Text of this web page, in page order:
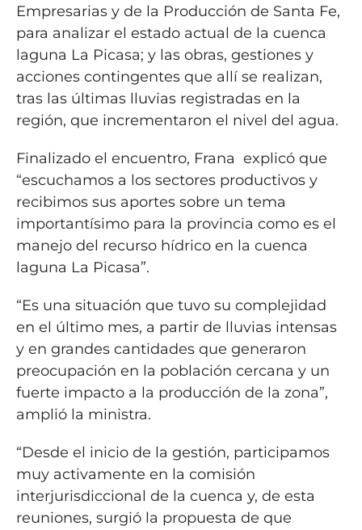
Empresarias y de la Producción de Santa Fe,
para analizar el estado actual de la cuenca
laguna La Picasa; y las obras, gestiones y
acciones contingentes que allí se realizan,
tras las últimas lluvias registradas en la
región, que incrementaron el nivel del agua.
Finalizado el encuentro, Frana explicó que
“escuchamos a los sectores productivos y
recibimos sus aportes sobre un tema
importantísimo para la provincia como es el
manejo del recurso hídrico en la cuenca
laguna La Picasa”.
“Es una situación que tuvo su complejidad
en el último mes, a partir de lluvias intensas
y en grandes cantidades que generaron
preocupación en la población cercana y un
fuerte impacto a la producción de la zona”,
amplió la ministra.
“Desde el inicio de la gestión, participamos
muy activamente en la comisión
interjurisdiccional de la cuenca y, de esta
reuniones, surgió la propuesta de que